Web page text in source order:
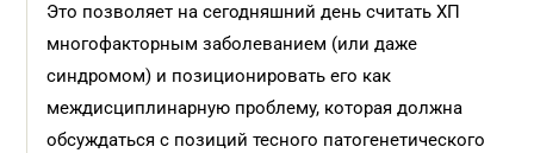
Это позволяет на сегодняшний день считать ХП
многофакторным заболеванием (или даже
синдромом) и позиционировать его как
междисциплинарную проблему, которая должна
обсуждаться с позиций тесного патогенетического